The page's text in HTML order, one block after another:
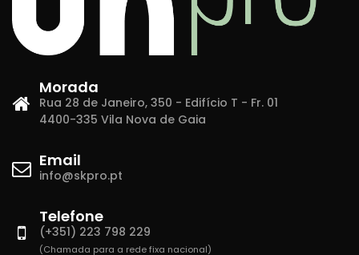
Morada
Rua 28 de Janeiro, 350 - Edifício T - Fr. 01
4400-335 Vila Nova de Gaia
Email
info@skpro.pt
Telefone
(+351) 223 798 229
(Chamada para a rede fixa nacional)